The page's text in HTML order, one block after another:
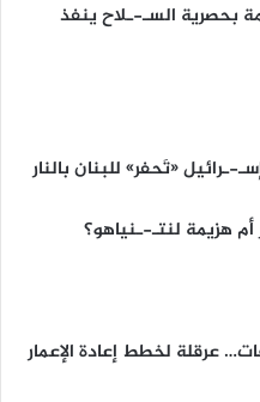
بحصرية السـ-ـلاح ينفذ
«تَحفر» للبنان بالنار
هزيمة لنتـ-ـنياهو؟
عرقلة لخطط إعادة الإعمار